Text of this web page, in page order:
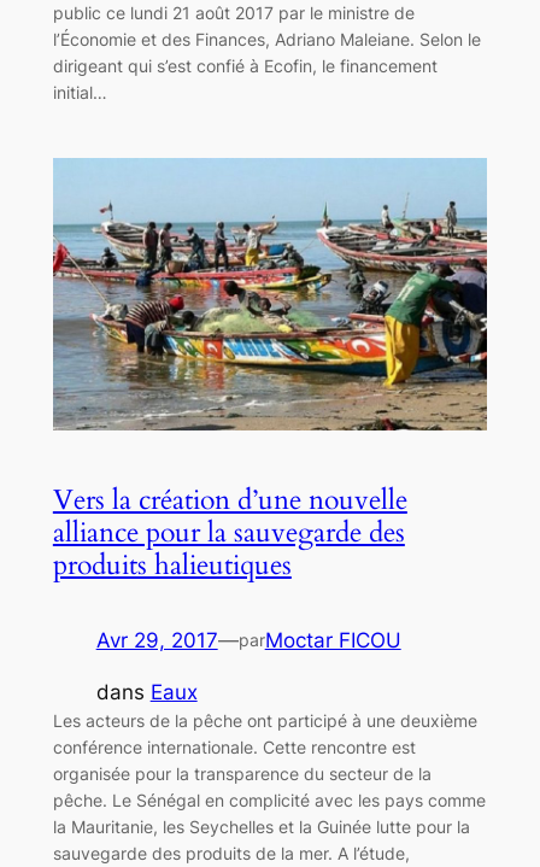
public ce lundi 21 août 2017 par le ministre de
l’Économie et des Finances, Adriano Maleiane. Selon le
dirigeant qui s’est confié à Ecofin, le financement
initial…
Vers la création d’une nouvelle
alliance pour la sauvegarde des
produits halieutiques
Avr 29, 2017—parMoctar FICOU
dans Eaux
Les acteurs de la pêche ont participé à une deuxième
conférence internationale. Cette rencontre est
organisée pour la transparence du secteur de la
pêche. Le Sénégal en complicité avec les pays comme
la Mauritanie, les Seychelles et la Guinée lutte pour la
sauvegarde des produits de la mer. A l’étude,